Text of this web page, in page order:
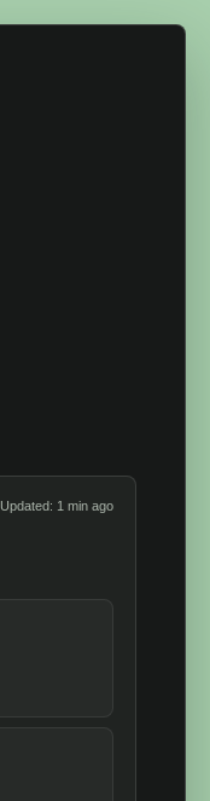
Updated: 1 min ago